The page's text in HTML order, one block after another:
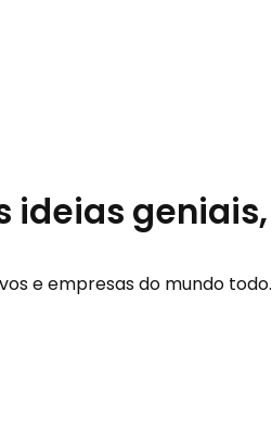
ideias geniais,
e empresas do mundo todo.